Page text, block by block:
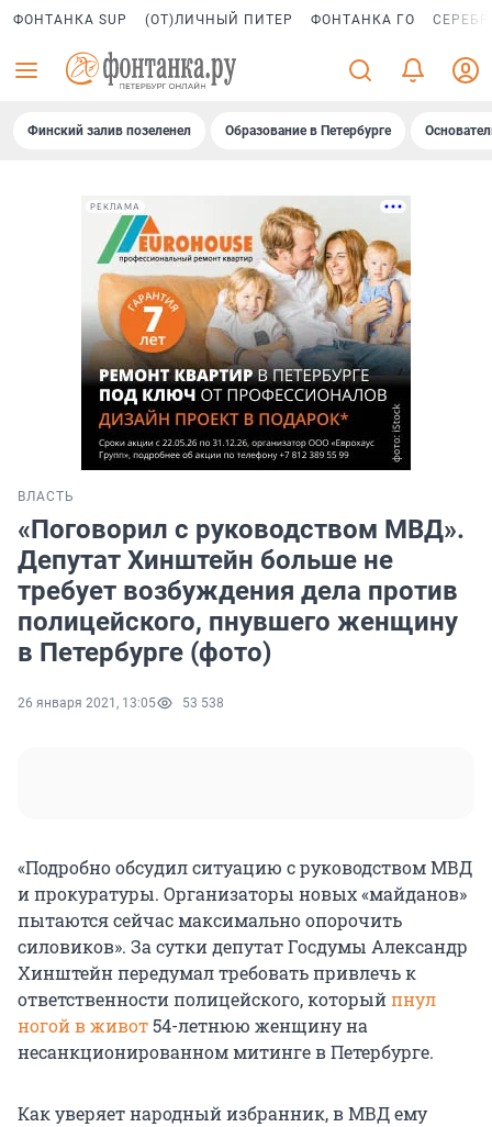
ФОНТАНКА SUP (ОТ)ЛИЧНЫЙ ПИТЕР ФОНТАНКА ГО
Финский залив позеленел Образование в Петербурге
РЕКЛАМА
ВЛАСТЬ
«Поговорил с руководством МВД».
Депутат Хинштейн больше не
требует возбуждения дела против
полицейского, пнувшего женщину
в Петербурге (фото)
26 января 2021, 13:05 53 538
«Подробно обсудил ситуацию с руководством МВД
и прокуратуры. Организаторы новых «майданов»
пытаются сейчас максимально опорочить
силовиков». За сутки депутат Госдумы Александр
Хинштейн передумал требовать привлечь к
ответственности полицейского, которыйпнул
ногой в живот54-летнюю женщину на
несанкционированном митинге в Петербурге.
Как уверяет народный избранник, в МВД ему